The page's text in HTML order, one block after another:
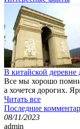
В китайской
Все мы хорошо
а хочется дорогих.
Читать все
Последние
08/11/2023
admin